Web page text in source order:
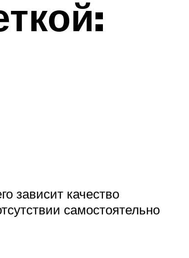
зависит качество
самостоятельно